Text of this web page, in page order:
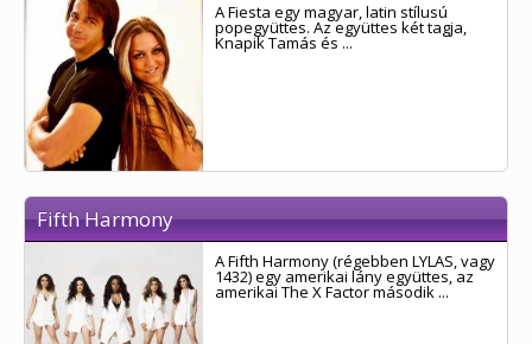
A Fiesta egy magyar, latin stílusú
popegyüttes. Az együttes két tagja,
Knapik Tamás és ...
Fifth Harmony
A Fifth Harmony (régebben LYLAS, vagy
1432) egy amerikai lány együttes, az
amerikai The X Factor második ...